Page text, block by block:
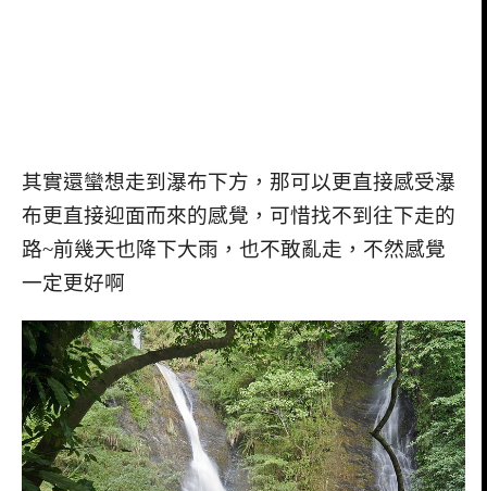
其實還蠻想走到瀑布下方，那可以更直接感受瀑
布更直接迎面而來的感覺，可惜找不到往下走的
路~前幾天也降下大雨，也不敢亂走，不然感覺
一定更好啊